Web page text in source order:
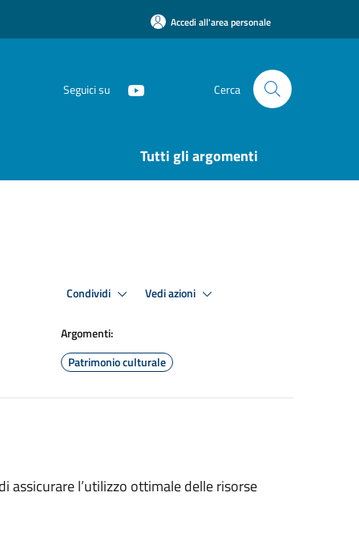
Accedi all'area personale
Seguici su Cerca
Tutti gli argomenti
Condividi Vedi azioni
Argomenti:
Patrimonio culturale
assicurare l’utilizzo ottimale delle risorse